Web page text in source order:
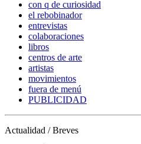
con q de curiosidad
el rebobinador
entrevistas
colaboraciones
libros
centros de arte
artistas
movimientos
fuera de menú
PUBLICIDAD
Actualidad / Breves